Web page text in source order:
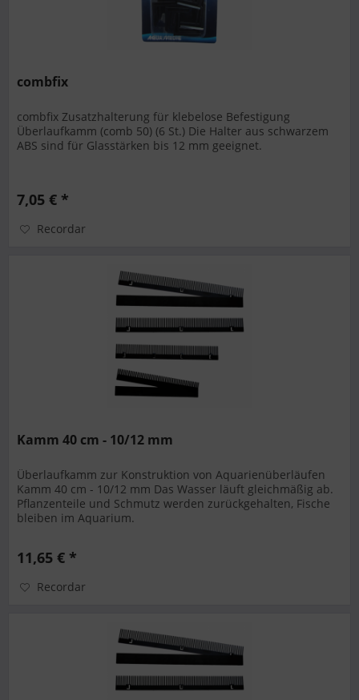
combfix
combfix Zusatzhalterung für klebelose Befestigung
Überlaufkamm (comb 50) (6 St.) Die Halter aus schwarzem
ABS sind für Glasstärken bis 12 mm geeignet.
7,05 € *
Recordar
Kamm 40 cm - 10/12 mm
Überlaufkamm zur Konstruktion von Aquarienüberläufen
Kamm 40 cm - 10/12 mm Das Wasser läuft gleichmäßig ab.
Pflanzenteile und Schmutz werden zurückgehalten, Fische
bleiben im Aquarium.
11,65 € *
Recordar